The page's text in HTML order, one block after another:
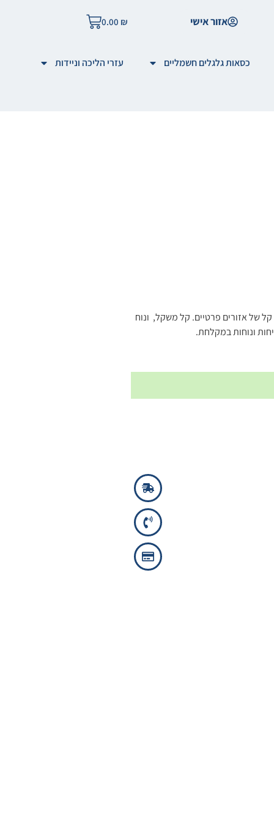
אזור אישי 0.00 ₪
כסאות גלגלים חשמליים עזרי הליכה וניידות
של אזורים פרטיים. קל משקל, ונוח
ונוחות במקלחת.